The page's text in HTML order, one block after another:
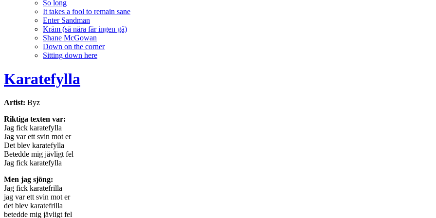
So long
It takes a fool to remain sane
Enter Sandman
Kräm (så nära får ingen gå)
Shane McGowan
Down on the corner
Sitting down here
Karatefylla
Artist: Byz
Riktiga texten var:
Jag fick karatefylla
Jag var ett svin mot er
Det blev karatefylla
Betedde mig jävligt fel
Jag fick karatefylla
Men jag sjöng:
Jag fick karatefrilla
jag var ett svin mot er
det blev karatefrilla
betedde mig jävligt fel